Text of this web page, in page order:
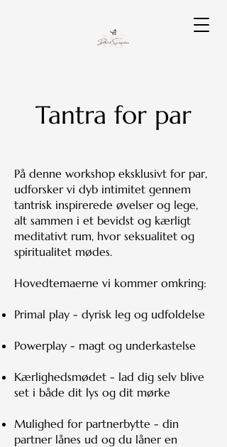
Tantra for par
På denne workshop eksklusivt for par,
udforsker vi dyb intimitet gennem
tantrisk inspirerede øvelser og lege,
alt sammen i et bevidst og kærligt
meditativt rum, hvor seksualitet og
spiritualitet mødes.
Hovedtemaerne vi kommer omkring:
Primal play - dyrisk leg og udfoldelse
Powerplay - magt og underkastelse
Kærlighedsmødet - lad dig selv blive
set i både dit lys og dit mørke
Mulighed for partnerbytte - din
partner lånes ud og du låner en